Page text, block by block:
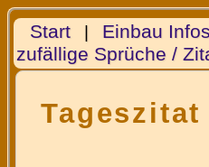
Start| Einbau
zufällige Sprüche /